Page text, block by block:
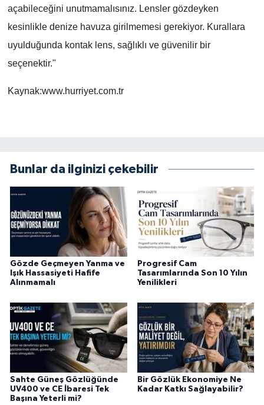
açabileceğini unutmamalısınız. Lensler gözdeyken
kesinlikle denize havuza girilmemesi gerekiyor. Kurallara
uyulduğunda kontak lens, sağlıklı ve güvenilir bir
seçenektir."
Kaynak:www.hurriyet.com.tr
Bunlar da ilginizi çekebilir
Gözde Geçmeyen Yanma ve
Işık Hassasiyeti Hafife
Alınmamalı
Progresif Cam
Tasarımlarında Son 10 Yılın
Yenilikleri
Sahte Güneş Gözlüğünde
UV400 ve CE İbaresi Tek
Başına Yeterli mi?
Bir Gözlük Ekonomiye Ne
Kadar Katkı Sağlayabilir?